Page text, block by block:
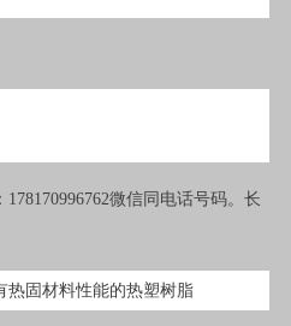
微信同电话号码。长